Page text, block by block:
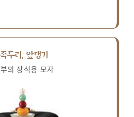
족두리, 앞댕기
의 장식용 모자